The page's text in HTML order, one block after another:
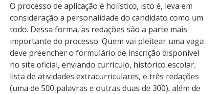
O processo de aplicação é holístico, isto é, leva em
consideração a personalidade do candidato como um
todo. Dessa forma, as redações são a parte mais
importante do processo. Quem vai pleitear uma vaga
deve preencher o formulário de inscrição disponível
no site oficial, enviando currículo, histórico escolar,
lista de atividades extracurriculares, e três redações
(uma de 500 palavras e outras duas de 300), além de